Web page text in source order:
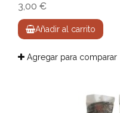
3,00 €
Añadir al carrito
Agregar para comparar